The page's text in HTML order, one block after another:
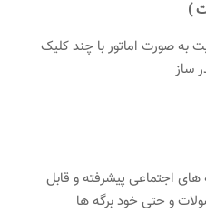
)
به صورت اماتور با چند کلیک
ساز
های اجتماعی پیشرفته و قابل
و حتی خود برگه ها